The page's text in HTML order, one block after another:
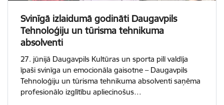
Svinīgā izlaidumā godināti Daugavpils
Tehnoloģiju un tūrisma tehnikuma
absolventi
27. jūnijā Daugavpils Kultūras un sporta pilī valdīja
īpaši svinīga un emocionāla gaisotne – Daugavpils
Tehnoloģiju un tūrisma tehnikuma absolventi saņēma
profesionālo izglītību apliecinošus…